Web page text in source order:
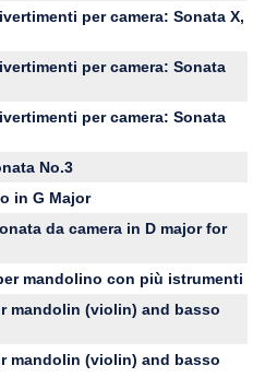
per camera: Sonata X,
per camera: Sonata
per camera: Sonata
No.3
in G Major
da camera in D major for
mandolino con più istrumenti
mandolin (violin) and basso
mandolin (violin) and basso